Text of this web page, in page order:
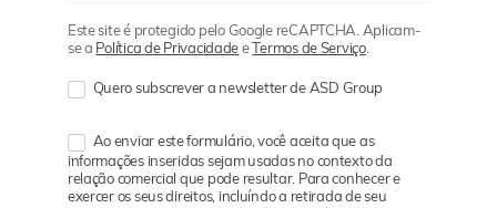
Este site é protegido pelo Google reCAPTCHA. Aplicam-
se a Política de PrivacidadeeTermos de Serviço.
Quero subscrever a newsletter de ASD Group
Ao enviar este formulário, você aceita que as
informações inseridas sejam usadas no contexto da
relação comercial que pode resultar. Para conhecer e
exercer os seus direitos, incluíndo a retirada de seu